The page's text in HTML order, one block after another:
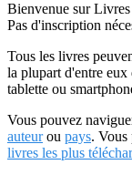
Bienvenue sur
Pas d'inscription
Tous les livres
la plupart d'entre eux
tablette ou
Vous pouvez
auteurou pays. Vous
livres les plus